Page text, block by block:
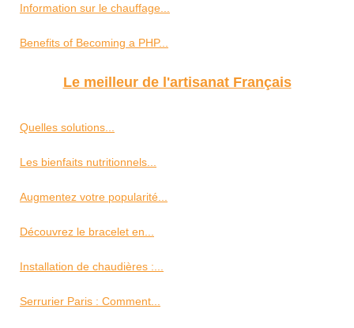
Information sur le chauffage...
Benefits of Becoming a PHP...
Le meilleur de l'artisanat Français
Quelles solutions...
Les bienfaits nutritionnels...
Augmentez votre popularité...
Découvrez le bracelet en...
Installation de chaudières :...
Serrurier Paris : Comment...